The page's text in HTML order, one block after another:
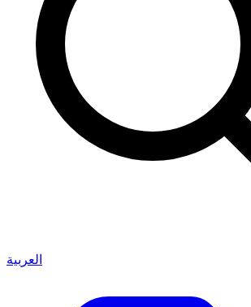
العربية